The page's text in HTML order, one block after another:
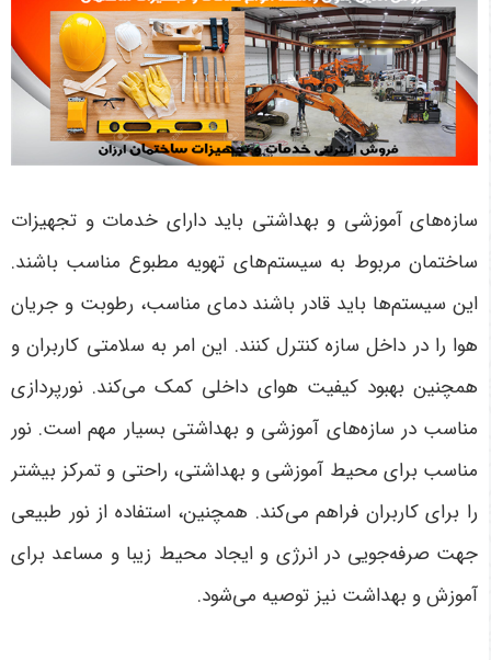
سازه‌های آموزشی و بهداشتی باید دارای خدمات و تجهیزات
ساختمان مربوط به سیستم‌های تهویه مطبوع مناسب باشند.
این سیستم‌ها باید قادر باشند دمای مناسب، رطوبت و جریان
هوا را در داخل سازه کنترل کنند. این امر به سلامتی کاربران و
همچنین بهبود کیفیت هوای داخلی کمک می‌کند. نورپردازی
مناسب در سازه‌های آموزشی و بهداشتی بسیار مهم است. نور
مناسب برای محیط آموزشی و بهداشتی، راحتی و تمرکز بیشتر
را برای کاربران فراهم می‌کند. همچنین، استفاده از نور طبیعی
جهت صرفه‌جویی در انرژی و ایجاد محیط زیبا و مساعد برای
آموزش و بهداشت نیز توصیه می‌شود.